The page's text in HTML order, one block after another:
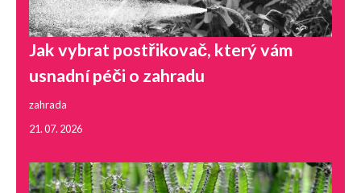
Jak vybrat postřikovač, který vám
usnadní péči o zahradu
zahrada
21. 07. 2026